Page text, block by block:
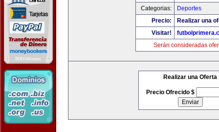
Categorias:
Deportes
Precio:
Realizar una
Visitar!
Serán consideradas
Realizar una Oferta
Precio Ofrecido $